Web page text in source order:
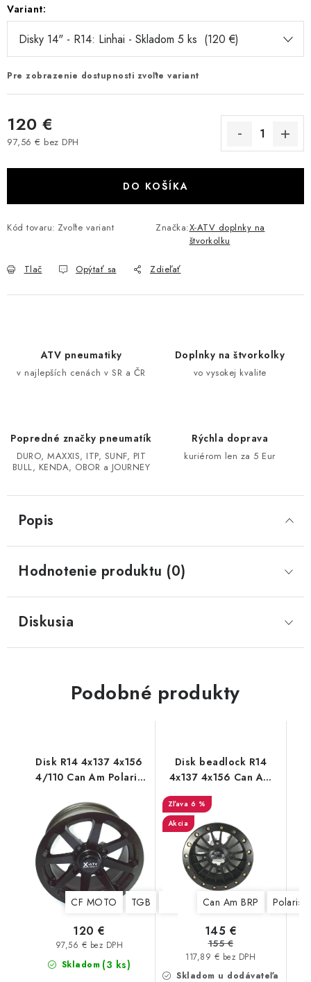
INÉ PRÍSLUŠENSTVO
YAMAHA GRIZZLY 550/660/700
SUZUKI KINGQUAD 700/750 LTA
CAN AM OUTLANDER 570/650/800/1000
CF MOTO 800/850 GLADIATOR X8
LINHAI 400/500/M550/650
TGB BLADE 600/1000 LT LTX
SEGWAY SNARLER AT6 AT5
Podmienky ochrany osobných údajov
Všeobecné obchodné podmienky
Reklamačný poriadok - formulár
Variant:
Pre zobrazenie dostupnosti zvoľte variant
120 €
97,56 € bez DPH
DO KOŠÍKA
Kód tovaru: Zvoľte variant Značka:X-ATV doplnky na
štvorkolku
Tlač Opýtať sa Zdieľať
ATV pneumatiky
v najlepších cenách v SR a ČR
Doplnky na štvorkolky
vo vysokej kvalite
Popredné značky pneumatík
DURO, MAXXIS, ITP, SUNF, PIT
BULL, KENDA, OBOR a JOURNEY
Rýchla doprava
kuriérom len za 5 Eur
Popis
Hodnotenie produktu (0)
Diskusia
Podobné produkty
Disk R14 4x137 4x156
4/110 Can Am Polaris
CF MOTO TGB Yamaha Suzuki
Skladom (3 ks)
97,56 € bez DPH
120 €
Disk beadlock R14
4x137 4x156 Can Am
Polaris XTP
6 %
Akcia
Can Am BRP Polaris
Skladom u dodávateľa
117,89 € bez DPH
145 €
155 €